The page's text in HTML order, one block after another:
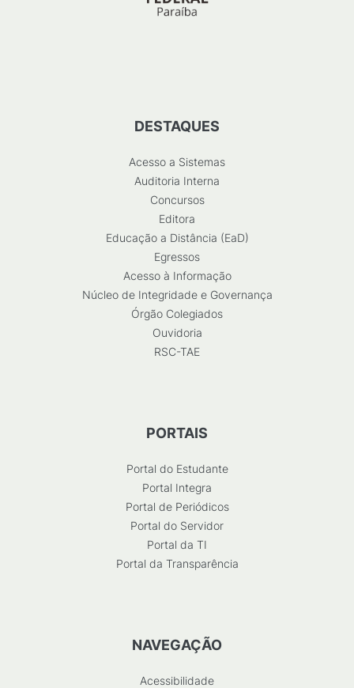
DESTAQUES
Acesso a Sistemas
Auditoria Interna
Concursos
Editora
Educação a Distância (EaD)
Egressos
Acesso à Informação
Núcleo de Integridade e Governança
Órgão Colegiados
Ouvidoria
RSC-TAE
PORTAIS
Portal do Estudante
Portal Integra
Portal de Periódicos
Portal do Servidor
Portal da TI
Portal da Transparência
NAVEGAÇÃO
Acessibilidade